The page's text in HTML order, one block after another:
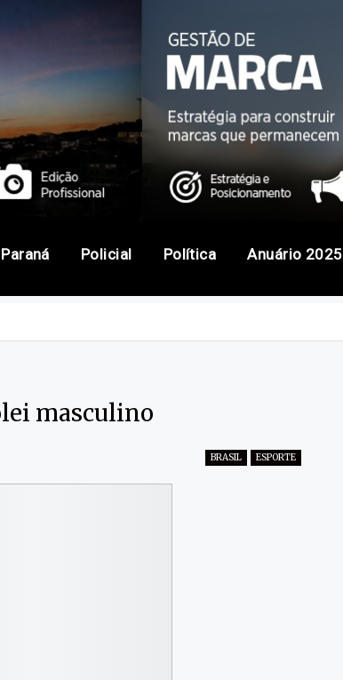
Paraná Policial Política Anuário 2025
masculino
BRASIL ESPORTE